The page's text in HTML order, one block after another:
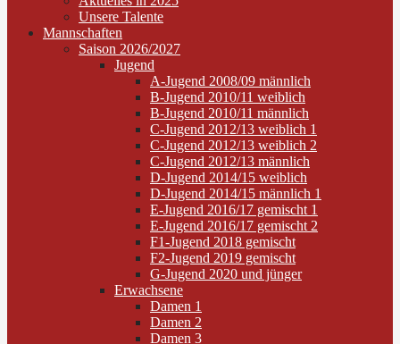
Unsere Talente
Mannschaften
Saison 2026/2027
Jugend
A-Jugend 2008/09 männlich
B-Jugend 2010/11 weiblich
B-Jugend 2010/11 männlich
C-Jugend 2012/13 weiblich 1
C-Jugend 2012/13 weiblich 2
C-Jugend 2012/13 männlich
D-Jugend 2014/15 weiblich
D-Jugend 2014/15 männlich 1
E-Jugend 2016/17 gemischt 1
E-Jugend 2016/17 gemischt 2
F1-Jugend 2018 gemischt
F2-Jugend 2019 gemischt
G-Jugend 2020 und jünger
Erwachsene
Damen 1
Damen 2
Damen 3